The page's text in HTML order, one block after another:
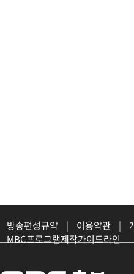
방송편성규약 | 이용약관 |
MBC프로그램제작가이드라인